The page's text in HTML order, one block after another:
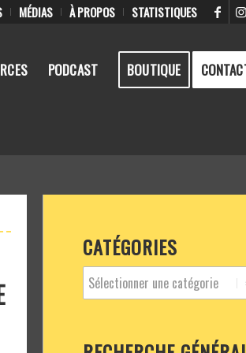
MÉDIAS À PROPOS STATISTIQUES
PODCAST BOUTIQUE
CATÉGORIES